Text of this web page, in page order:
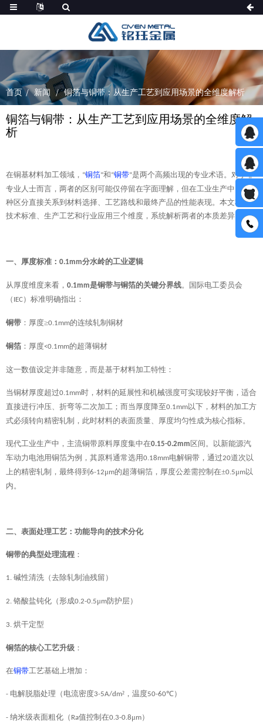
首页 新闻 铜箔与铜带：从生产工艺到应用场景的全维度解析
铜箔与铜带：从生产工艺到应用场景的全维度解
析
在铜基材料加工领域， “铜箔“和“铜带“是两个高频出现的专业术语。对于非
专业人士而言，两者的区别可能仅停留在字面理解，但在工业生产中，这
种区分直接关系到材料选择、工艺路线和最终产品的性能表现。本文将从
技术标准、生产工艺和行业应用三个维度，系统解析两者的本质差异。
一、厚度标准： 0.1mm分水岭的工业逻辑
从厚度维度来看， 0.1mm是铜带与铜箔的关键分界线。国际电工委员会
（ IEC）标准明确指出：
铜带 ：厚度≥0.1mm的连续轧制铜材
铜箔 ：厚度<0.1mm的超薄铜材
这一数值设定并非随意，而是基于材料加工特性：
当铜材厚度超过0.1mm时，材料的延展性和机械强度可实现较好平衡，适合
直接进行冲压、折弯等二次加工；而当厚度降至0.1mm以下，材料的加工方
式必须转向精密轧制，此时材料的表面质量、厚度均匀性成为核心指标。
现代工业生产中，主流铜带原料厚度集中在0.15-0.2mm 区间。以新能源汽
车动力电池用铜箔为例，其原料通常选用0.18mm电解铜带，通过20道次以
上的精密轧制，最终得到 6-12μm的超薄铜箔，厚度公差需控制在±0.5μm以
内。
二、表面处理工艺：功能导向的技术分化
铜带的典型处理流程 ：
1. 碱性清洗（去除轧制油残留）
2. 铬酸盐钝化（形成0.2-0.5μm防护层）
3. 烘干定型
铜箔的核心工艺升级 ：
在铜带工艺基础上增加：
- 电解脱脂处理（电流密度3-5A/dm²，温度50-60℃）
- 纳米级表面粗化（ Ra值控制在0.3-0.8μm）